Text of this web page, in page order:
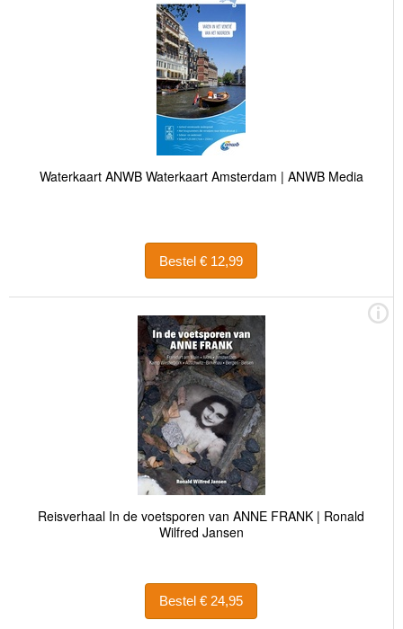
Waterkaart ANWB Waterkaart Amsterdam | ANWB Media
Bestel € 12,99
Reisverhaal In de voetsporen van ANNE FRANK | Ronald
Wilfred Jansen
Bestel € 24,95